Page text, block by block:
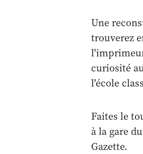
Une
trouverez
curiosité
l'école
Faites le
à la gare
Gazette.